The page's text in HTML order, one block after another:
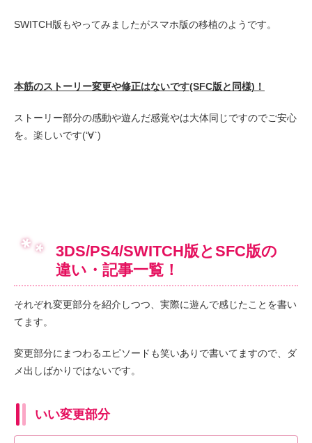
SWITCH版もやってみましたがスマホ版の移植のようです。
本筋のストーリー変更や修正はないです(SFC版と同様)！
ストーリー部分の感動や遊んだ感覚やは大体同じですのでご安心
を。楽しいです(‘∀`)
3DS/PS4/SWITCH版とSFC版の
違い・記事一覧！
それぞれ変更部分を紹介しつつ、実際に遊んで感じたことを書い
てます。
変更部分にまつわるエピソードも笑いありで書いてますので、ダ
メ出しばかりではないです。
いい変更部分